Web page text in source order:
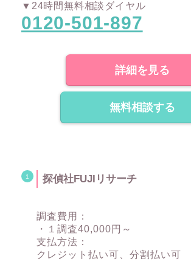
▼24時間無料相談ダイヤル
0120-501-897
詳細を見る
無料相談する
探偵社FUJIリサーチ
調査費用：
・１調査40,000円～
支払方法：
クレジット払い可、分割払い可